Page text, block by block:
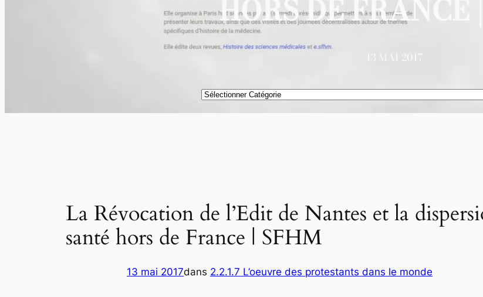
HORS DE FRANCE
13 MAI 2017
Catégories
La Révocation de l’Edit de Nantes et la
santé hors de France | SFHM
13 mai 2017dans 2.2.1.7 L’oeuvre des protestants dans le monde